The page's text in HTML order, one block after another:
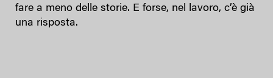
fare a meno delle storie. E forse, nel lavoro, c’è già
una risposta.